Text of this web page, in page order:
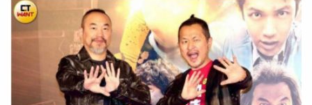
合約新台幣769萬元，希望在市場高波動期間尋找獲利機
會。然而市場隨後快速下跌，帳戶因保證金不足遭到強制平
倉。清算完成後，帳戶僅剩約1.3萬美元，約合新台幣41.3
萬元，資產縮水幅度接近95%。黃立成的貼文也引發不少網
友討論，不少人對其發文內容留言回應，有網友表示「大哥
你還是說中文吧」、「大哥拍一個區塊鏈投資的電影嘛，會